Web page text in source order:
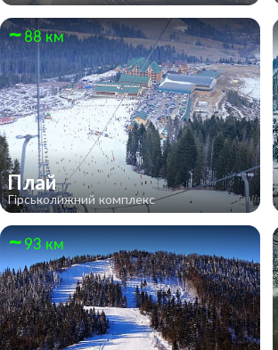
88 км
Плай
Гірськолижний комплекс
93 км